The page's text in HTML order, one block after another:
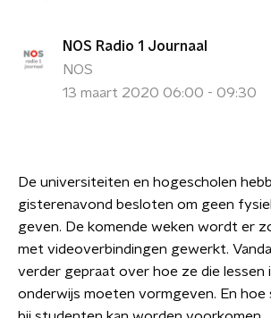
NOS Radio 1 Journaal
NOS
13 maart 2020 06:00 - 09:30
De universiteiten en hogescholen
gisterenavond besloten om geen
geven. De komende weken wordt er
met videoverbindingen gewerkt.
verder gepraat over hoe ze die lessen
onderwijs moeten vormgeven. En